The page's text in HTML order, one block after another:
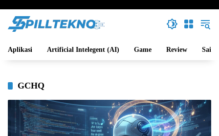
Aplikasi Artificial Intelegent (AI) Game Review Sains
GCHQ